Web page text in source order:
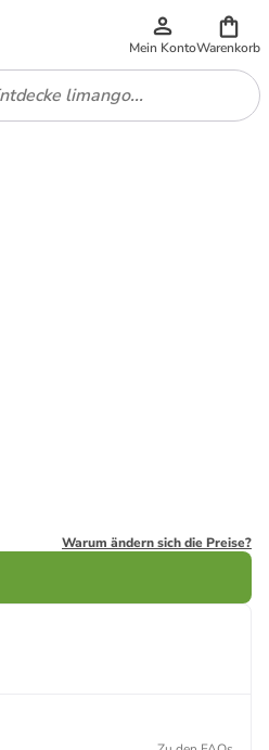
Mein KontoWarenkorb
Warum ändern sich die Preise?